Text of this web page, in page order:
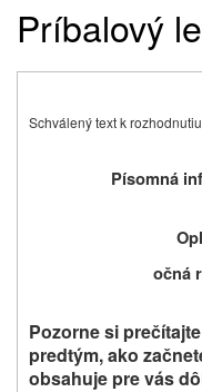
Príbalový
Schválený text k
Písomná
O
očná
Pozorne si
predtým, ako
obsahuje pre vás